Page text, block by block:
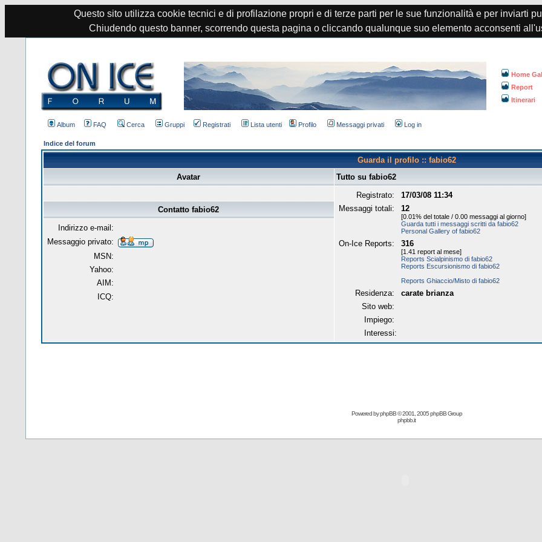
Questo sito utilizza cookie tecnici e di profilazione propri e di terze parti per le sue funzionalità e per inviarti
Chiudendo questo banner, scorrendo questa pagina o cliccando qualunque suo elemento acconsenti
Home
Report
Itinerari
Album FAQ Cerca Gruppi Registrati Lista utenti Profilo Messaggi privati Log in
Indice del forum
Guarda il profilo :: fabio62
Avatar
Tutto su fabio62
Registrato:
17/03/08 11:34
Messaggi totali:
12
[0.01% del totale / 0.00 messaggi al giorno]
Guarda tutti i messaggi scritti da fabio62
Personal Gallery of fabio62
On-Ice Reports: 316
[1.41 report al mese]
Reports Scialpinismo di fabio62
Reports Escursionismo di fabio62
Reports Ghiaccio/Misto di fabio62
Residenza:
carate brianza
Sito web:
Impiego:
Interessi:
Contatto fabio62
Indirizzo e-mail:
Messaggio privato:
MSN:
Yahoo:
AIM:
ICQ:
Powered byphpBB© 2001, 2005 phpBB Group
phpbb.it